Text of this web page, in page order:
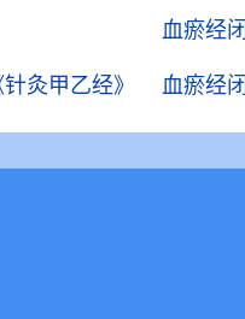
血瘀经闭
针灸甲乙经》 血瘀经闭